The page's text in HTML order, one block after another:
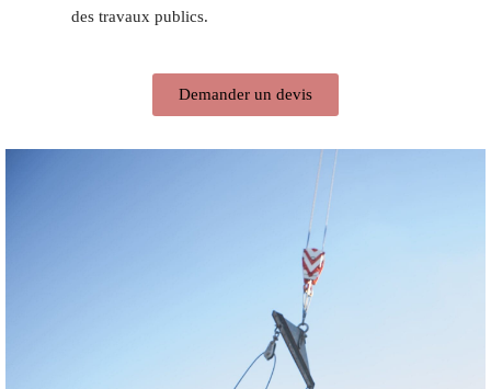
des travaux publics.
Demander un devis